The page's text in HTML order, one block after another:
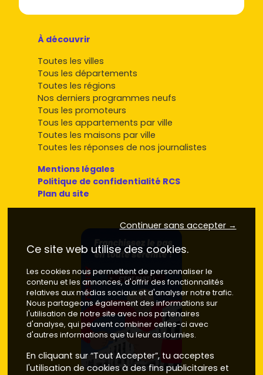
À découvrir
Toutes les villes
Tous les départements
Toutes les régions
Nos derniers programmes neufs
Tous les promoteurs
Tous les appartements par ville
Toutes les maisons par ville
Toutes les réponses de nos journalistes
Mentions légales
Politique de confidentialité RCS
Plan du site
Continuer sans accepter →
Ce site web utilise des cookies.
Les cookies nous permettent de personnaliser le
contenu et les annonces, d'offrir des fonctionnalités
relatives aux médias sociaux et d'analyser notre trafic.
Nous partageons également des informations sur
l'utilisation de notre site avec nos partenaires
d'analyse, qui peuvent combiner celles-ci avec
d'autres informations que tu leur as fournies.
En cliquant sur “Tout Accepter”, tu acceptes
l'utilisation de cookies à des fins publicitaires et